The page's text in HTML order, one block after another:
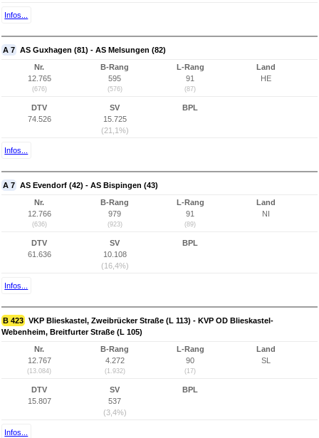
Infos...
A 7 AS Guxhagen (81) - AS Melsungen (82)
Nr.
12.765
(676)
B-Rang
595
(576)
L-Rang
91
(87)
Land
HE
DTV
74.526
SV
15.725
(21,1%)
BPL
Infos...
A 7 AS Evendorf (42) - AS Bispingen (43)
Nr.
12.766
(636)
B-Rang
979
(923)
L-Rang
91
(89)
Land
NI
DTV
61.636
SV
10.108
(16,4%)
BPL
Infos...
B 423 VKP Blieskastel, Zweibrücker Straße (L 113) - KVP OD Blieskastel-
Webenheim, Breitfurter Straße (L 105)
Nr.
12.767
(13.084)
B-Rang
4.272
(1.932)
L-Rang
90
(17)
Land
SL
DTV
15.807
SV
537
(3,4%)
BPL
Infos...